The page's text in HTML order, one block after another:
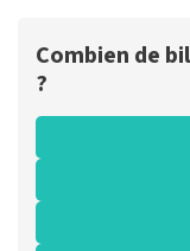
Combien de
?